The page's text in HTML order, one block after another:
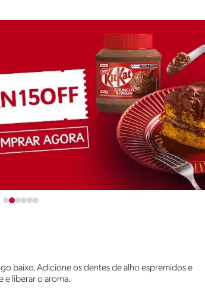
baixo. Adicione os dentes de alho espremidos e
e liberar o aroma.